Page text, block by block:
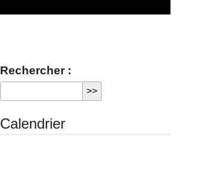
Rechercher :
Calendrier